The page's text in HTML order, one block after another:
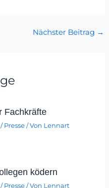
Nächster Beitrag →
Fachkräfte
/ Presse / Von Lennart
ködern
/ Presse / Von Lennart